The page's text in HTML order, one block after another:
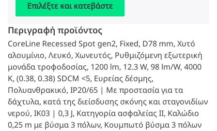
Επιλέξτε και κατεβάστε
Περιγραφή προϊόντος
CoreLine Recessed Spot gen2, Fixed, D78 mm, Χυτό
αλουμίνιο, Λευκό, Χωνευτός, Ρυθμιζόμενη εξωτερική
μονάδα τροφοδοσίας, 1200 lm, 12.3 W, 98 lm/W, 4000
K, (0.38, 0.38) SDCM <5, Ευρείας δέσμης,
Πολυανθρακικό, IP20/65 | Με προστασία για τα
δάχτυλα, κατά της διείσδυσης σκόνης και σταγονιδίων
νερού, IK03 | 0,3 J, Κατηγορία ασφαλείας ΙΙ, Καλώδιο
0,25 m με βύσμα 3 πόλων, Κουμπωτό βύσμα 3 πόλων